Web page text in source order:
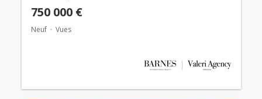
750 000 €
Neuf Vues